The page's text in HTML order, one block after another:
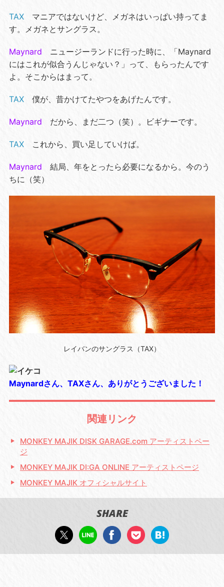
TAXマニアではないけど、メガネはいっぱい持ってま
す。メガネとサングラス。
Maynard ニュージーランドに行った時に、「Maynard
にはこれが似合うんじゃない？」って、もらったんです
よ。そこからはまって。
TAX僕が、昔かけてたやつをあげたんです。
Maynard だから、まだ二つ（笑）。ビギナーです。
TAXこれから、買い足していけば。
Maynard 結局、年をとったら必要になるから。今のう
ちに（笑）
レイバンのサングラス（TAX）
Maynardさん、TAXさん、ありがとうございました！
関連リンク
MONKEY MAJIK DISK GARAGE.com アーティストペー
ジ
MONKEY MAJIK DI:GA ONLINE アーティストページ
MONKEY MAJIK オフィシャルサイト
SHARE